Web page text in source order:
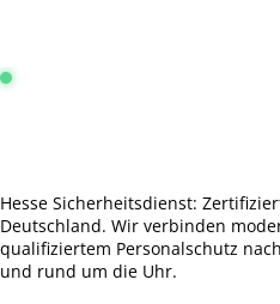
Leitstelle Frankfurt:
Hesse Sicherheitsdienst:
Deutschland. Wir verbinden
qualifiziertem Personalschutz
und rund um die Uhr.